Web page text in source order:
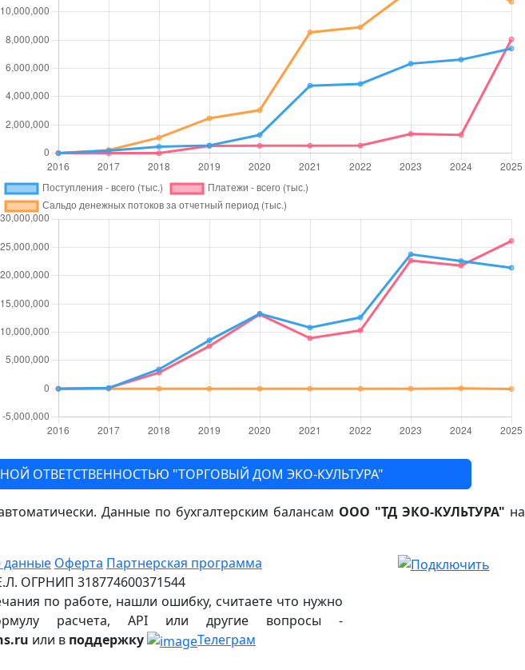
ОТВЕТСТВЕННОСТЬЮ "ТОРГОВЫЙ ДОМ ЭКО-КУЛЬТУРА"
Данные по бухгалтерским балансам ООО "ТД ЭКО-КУЛЬТУРА" на
данные Оферта Партнерская программа
ОГРНИП 318774600371544
по работе, нашли ошибку, считаете что нужно
расчета, API или другие вопросы -
или в поддержку Телеграм